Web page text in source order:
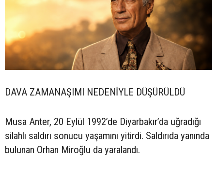
DAVA ZAMANAŞIMI NEDENİYLE DÜŞÜRÜLDÜ
Musa Anter, 20 Eylül 1992’de Diyarbakır’da uğradığı
silahlı saldırı sonucu yaşamını yitirdi. Saldırıda yanında
bulunan Orhan Miroğlu da yaralandı.